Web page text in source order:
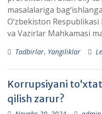
masalalariga
O‘zbekiston
va Vazirlar Mahkamasi
Tadbirlar, Yangiliklar
Korrupsiyani
qilish zarur?